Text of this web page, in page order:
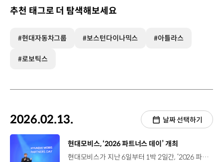
추천 태그로 더 탐색해보세요
#현대자동차그룹 #보스턴다이나믹스 #아틀라스
#로보틱스
2026.02.13. 날짜 선택하기
[동영상]
현대모비스, ‘2026 파트너스 데이’ 개최
현대모비스가 지난 6일부터 1박 2일간, ‘2026 파트너스 데이’ 열고 핵심 파트너인 주요 협력사를 초청해 소통과 협력을 강화했습니다. 제주 해비치 호텔에서 열린 이번 행사에는 이규석 사장을 비롯한 현대모비스 주요 임원들과 협력사 대표 230여 명이 참석했는데요. 회사의 전략과 비전을 공유하고, 중점 추진사항을 복기하는 등 경영층과 협력사 대표들이 파트너십을 굳게 다지는 자리였습니다. 유동완 상무 / 현대모비스 구매지원실저희가 중장기적으로 영위할 사업인 미래 모빌리티와 로봇 산업을 위해서는 저희 협력사 분들의 절대적인 지지와 협력이 필요한 상황인데 원팀 정신을 바탕으로 이러한 활동을 지속해 나가도록 하겠습니다. 이번 행사에서 현대모비스는 품질, 안전, 신차개발 등 10개 부문에서 17개 우수협력사를 선정해 시상하며 협력사의 사기를 북돋웠습니다. 김용준 사장 / 서한이노빌리티 / 우수협력사 ‘대상’ 수상오늘 이렇게 큰 상을 주셔서 정말 감사합니다. 앞으로도 저희는 현대모비스가 글로벌 톱 티어 모빌리티 기업으로 비상하는 데 있어서 항상 옆에서 든든한 동반자로서 함께할 것을 약속드리겠습니다. 현대모비스는 최근 3년간 협력사의 신기술 개발에 약 1,800억 원을 지원하고 공동특허 출원도 850건을 돌파하는 등 협력사의 기술개발 역량 축적에 기여해왔는데요. 이러한 상생 체계 구축 노력을 인정받아 지난해 발표된 동반성장지수 평가에서 7년 연속 ‘최우수’ 기업에 선정됐습니다. 현대모비스는 앞으로도 협력사와 ‘원팀’을 이뤄, 미래 모빌리티 시장을 개척하기 위한 노력을 지속해 나갈 계획입니다.